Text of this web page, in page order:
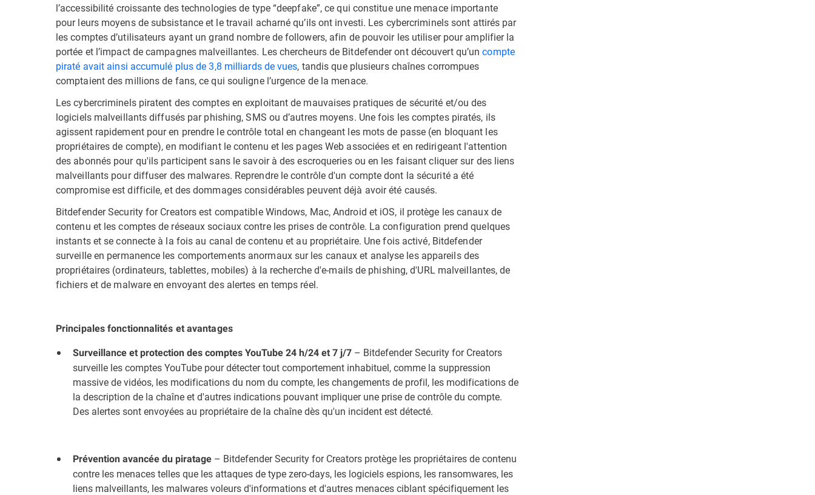
l’accessibilité croissante des technologies de type “deepfake”, ce qui constitue une menace importante
pour leurs moyens de subsistance et le travail acharné qu’ils ont investi. Les cybercriminels sont attirés par
les comptes d’utilisateurs ayant un grand nombre de followers, afin de pouvoir les utiliser pour amplifier la
portée et l’impact de campagnes malveillantes. Les chercheurs de Bitdefender ont découvert qu’uncompte
piraté avait ainsi accumulé plus de 3,8 milliards de vues, tandis que plusieurs chaînes corrompues
comptaient des millions de fans, ce qui souligne l’urgence de la menace.
Les cybercriminels piratent des comptes en exploitant de mauvaises pratiques de sécurité et/ou des
logiciels malveillants diffusés par phishing, SMS ou d’autres moyens. Une fois les comptes piratés, ils
agissent rapidement pour en prendre le contrôle total en changeant les mots de passe (en bloquant les
propriétaires de compte), en modifiant le contenu et les pages Web associées et en redirigeant l'attention
des abonnés pour qu'ils participent sans le savoir à des escroqueries ou en les faisant cliquer sur des liens
malveillants pour diffuser des malwares. Reprendre le contrôle d'un compte dont la sécurité a été
compromise est difficile, et des dommages considérables peuvent déjà avoir été causés.
Bitdefender Security for Creators est compatible Windows, Mac, Android et iOS, il protège les canaux de
contenu et les comptes de réseaux sociaux contre les prises de contrôle. La configuration prend quelques
instants et se connecte à la fois au canal de contenu et au propriétaire. Une fois activé, Bitdefender
surveille en permanence les comportements anormaux sur les canaux et analyse les appareils des
propriétaires (ordinateurs, tablettes, mobiles) à la recherche d'e-mails de phishing, d'URL malveillantes, de
fichiers et de malware en envoyant des alertes en temps réel.
Principales fonctionnalités et avantages
Surveillance et protection des comptes YouTube 24 h/24 et 7 j/7 – Bitdefender Security for Creators
surveille les comptes YouTube pour détecter tout comportement inhabituel, comme la suppression
massive de vidéos, les modifications du nom du compte, les changements de profil, les modifications de
la description de la chaîne et d'autres indications pouvant impliquer une prise de contrôle du compte.
Des alertes sont envoyées au propriétaire de la chaîne dès qu'un incident est détecté.
Prévention avancée du piratage – Bitdefender Security for Creators protège les propriétaires de contenu
contre les menaces telles que les attaques de type zero-days, les logiciels espions, les ransomwares, les
liens malveillants, les malwares voleurs d'informations et d'autres menaces ciblant spécifiquement les